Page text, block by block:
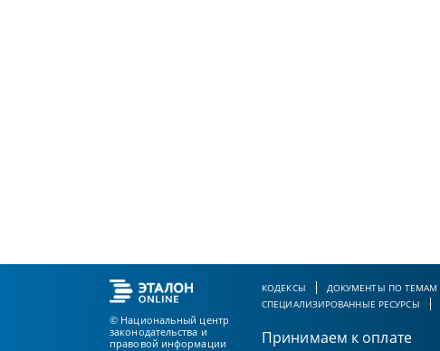
© Национальный центр
законодательства и
правовой информации
КОДЕКСЫ ДОКУМЕНТЫ ПО ТЕМАМ
СПЕЦИАЛИЗИРОВАННЫЕ РЕСУРСЫ
Принимаем к оплате